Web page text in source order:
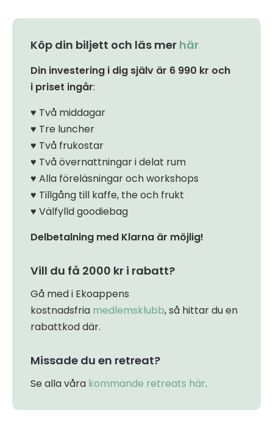
Köp din biljett och läs mer här
Din investering i dig själv är 6 990 kr och
i priset ingår:
♥ Två middagar
♥ Tre luncher
♥ Två frukostar
♥ Två övernattningar i delat rum
♥ Alla föreläsningar och workshops
♥ Tillgång till kaffe, the och frukt
♥ Välfylld goodiebag
Delbetalning med Klarna är möjlig!
Vill du få 2000 kr i rabatt?
Gå med i Ekoappens
kostnadsfria medlemsklubb, så hittar du en
rabattkod där.
Missade du en retreat?
Se alla våra kommande retreats här.